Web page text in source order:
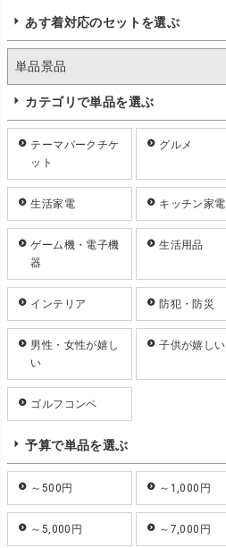
あす着対応のセットを選ぶ
単品景品
カテゴリで単品を選ぶ
テーマパークチケ
ット
グルメ
生活家電 キッチン家電
ゲーム機・電子機
器
生活用品
インテリア 防犯・防災
男性・女性が嬉し
い
子供が嬉しい
ゴルフコンペ
予算で単品を選ぶ
～500円 ～1,000円
～5,000円 ～7,000円